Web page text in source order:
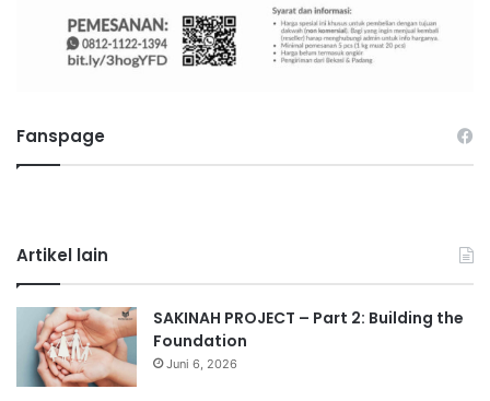
Fanspage
Artikel lain
SAKINAH PROJECT – Part 2: Building the
Foundation
Juni 6, 2026